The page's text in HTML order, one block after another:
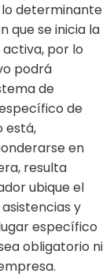
determinante
que se inicia la
por lo
podrá
de
de
está,
en
resulta
ubique el
y
específico
obligatorio ni